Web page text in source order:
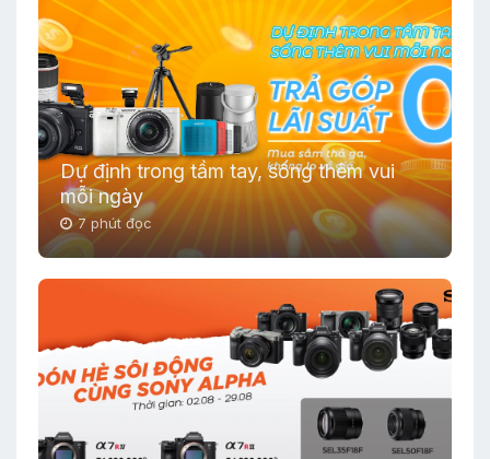
Dự định trong tầm tay, sống thêm vui
mỗi ngày
7 phút đọc